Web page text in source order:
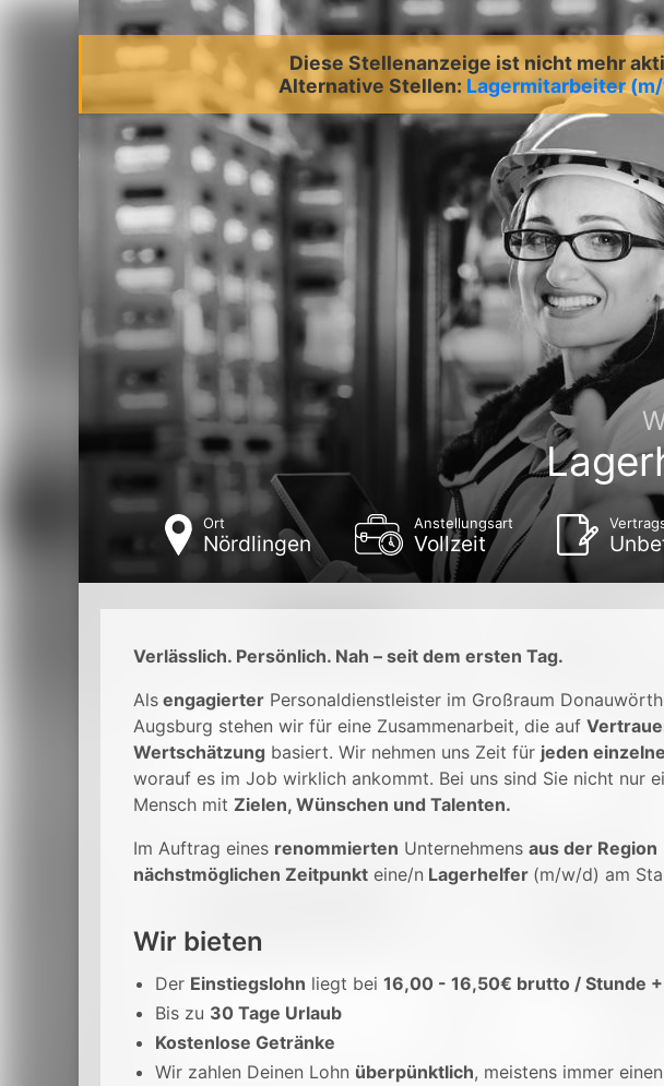
Diese Stellenanzeige ist nicht mehr
Alternative Stellen: Lagermitarbeiter
Ort
Nördlingen
Anstellungsart
Vollzeit
Verlässlich. Persönlich. Nah – seit dem ersten Tag.
Als engagierter Personaldienstleister im Großraum
Augsburg stehen wir für eine Zusammenarbeit, die auf
Wertschätzung basiert. Wir nehmen uns Zeit für jeden
worauf es im Job wirklich ankommt. Bei uns sind Sie nicht nur
Mensch mit Zielen, Wünschen und Talenten.
Im Auftrag eines renommierten Unternehmens aus der Region
nächstmöglichen Zeitpunkt eine/n Lagerhelfer (m/w/d) am
Wir bieten
Der Einstiegslohn liegt bei 16,00 - 16,50€ brutto / Stunde
Bis zu 30 Tage Urlaub
Kostenlose Getränke
Wir zahlen Deinen Lohn überpünktlich, meistens immer